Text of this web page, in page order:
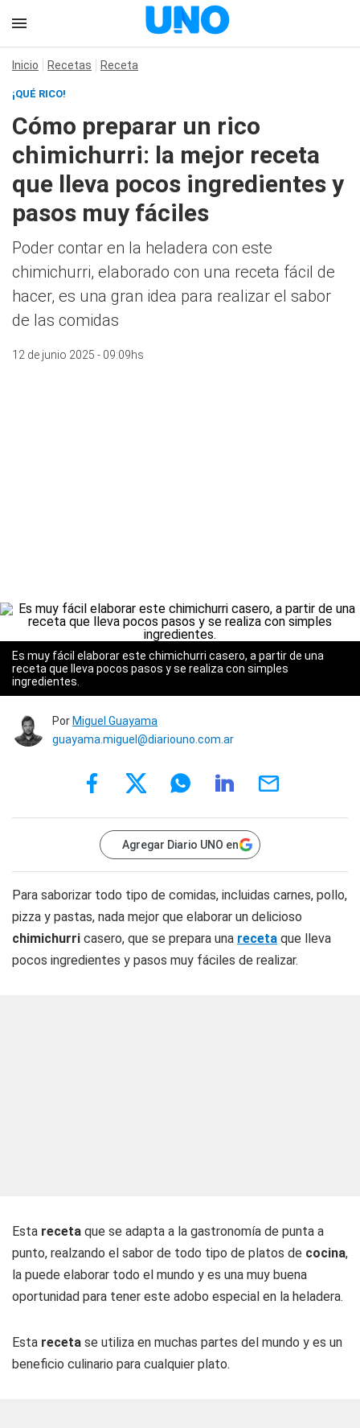
Inicio Recetas Receta
¡QUÉ RICO!
Cómo preparar un rico
chimichurri: la mejor receta
que lleva pocos ingredientes y
pasos muy fáciles
Poder contar en la heladera con este
chimichurri, elaborado con una receta fácil de
hacer, es una gran idea para realizar el sabor
de las comidas
12 de junio 2025 - 09:09hs
Es muy fácil elaborar este chimichurri casero, a partir de una
receta que lleva pocos pasos y se realiza con simples
ingredientes.
Por Miguel Guayama
guayama.miguel@diariouno.com.ar
Agregar Diario UNO en
Para saborizar todo tipo de comidas, incluidas carnes, pollo,
pizza y pastas, nada mejor que elaborar un delicioso
chimichurri casero, que se prepara una receta que lleva
pocos ingredientes y pasos muy fáciles de realizar.
Esta receta que se adapta a la gastronomía de punta a
punto, realzando el sabor de todo tipo de platos de cocina,
la puede elaborar todo el mundo y es una muy buena
oportunidad para tener este adobo especial en la heladera.
Esta receta se utiliza en muchas partes del mundo y es un
beneficio culinario para cualquier plato.